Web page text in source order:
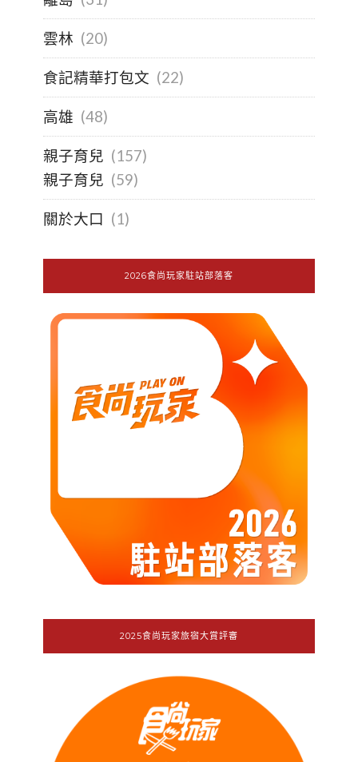
雲林 (20)
食記精華打包文 (22)
高雄 (48)
親子育兒 (157)
親子育兒 (59)
關於大口 (1)
2026食尚玩家駐站部落客
2025食尚玩家旅宿大賞評審